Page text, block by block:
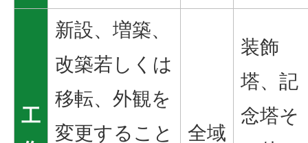
工
新設、増築、
改築若しくは
移転、外観を
変更すること
全域
装飾
塔、記
念塔そ